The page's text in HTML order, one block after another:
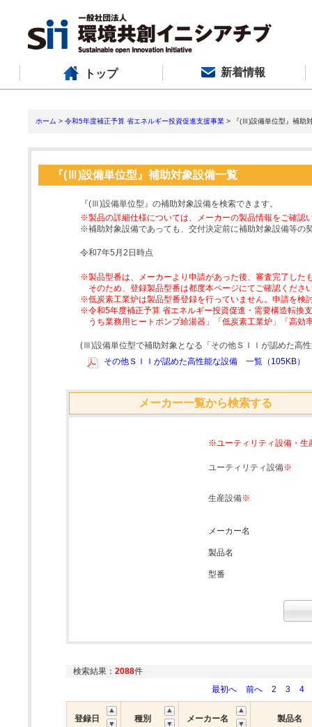
トップ 新着情報
ホーム > 令和5年度補正予算 省エネルギー投資促進支援事業 > 『(Ⅲ)設備単位型』補助
『(Ⅲ)設備単位型』補助対象設備一覧
『(Ⅲ)設備単位型』の補助対象設備を検索できます。
※製品の詳細仕様については、メーカーの製品情報をご確認
※補助対象設備であっても、交付決定前に補助対象設備等の
令和7年5月2日時点
※製品型番は、メーカーより申請があった後、審査完了した
そのため、登録製品型番は都度本ページにてご確認くださ
※低炭素工業炉は製品型番登録を行っていません。申請を検
※令和5年度補正予算 省エネルギー投資促進・需要構造転換
うち業務用ヒートポンプ給湯器」「低炭素工業炉」「高
(Ⅲ)設備単位型で補助対象となる「その他ＳＩＩが認めた高
その他ＳＩＩが認めた高性能な設備 一覧（105KB）
メーカー一覧から検索する
※ユーティリティ設備・生
ユーティリティ設備※
生産設備※
メーカー名
製品名
型番
検索結果： 2088件
最初へ
前へ 2 3 4
登録日 種別 メーカー名 製品名